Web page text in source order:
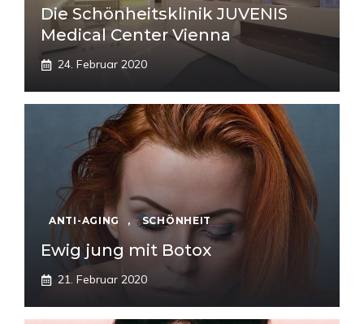
Die Schönheitsklinik JUVENIS
Medical Center Vienna
24. Februar 2020
ANTI-AGING , SCHÖNHEIT
Ewig jung mit Botox
21. Februar 2020